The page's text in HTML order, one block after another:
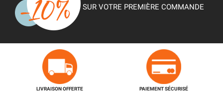
SUR VOTRE PREMIÈRE COMMANDE
LIVRAISON OFFERTE
PAIEMENT SÉCURISÉ